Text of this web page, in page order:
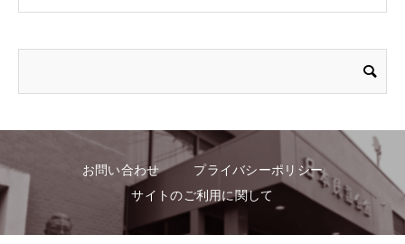
お問い合わせ
プライバシーポリシー
サイトのご利用に関して